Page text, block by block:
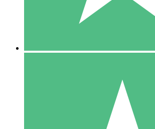
10 Descargas
20 00